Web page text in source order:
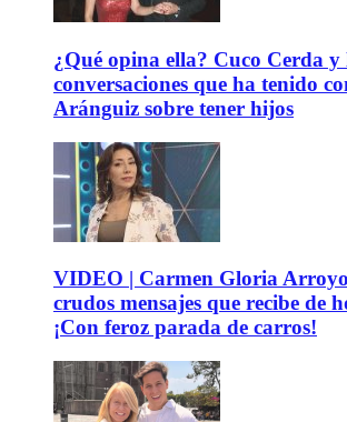
¿Qué opina ella? Cuco Cerda y
conversaciones que ha tenido
Aránguiz sobre tener hijos
VIDEO | Carmen Gloria
crudos mensajes que recibe de
¡Con feroz parada de carros!